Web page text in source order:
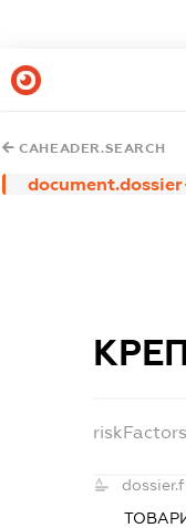
CAHEADER.SEARCH
document.dossier